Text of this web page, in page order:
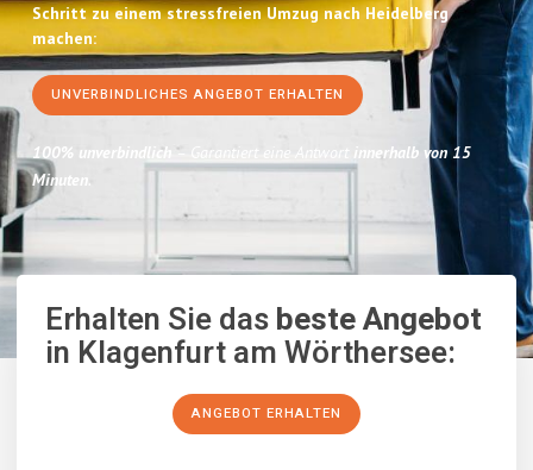
Schritt zu einem stressfreien Umzug nach Heidelberg
machen:
UNVERBINDLICHES ANGEBOT ERHALTEN
100% unverbindlich – Garantiert eine Antwort
innerhalb von 15
Minuten.
Erhalten Sie dasbeste Angebot
in Klagenfurt am Wörthersee:
ANGEBOT ERHALTEN